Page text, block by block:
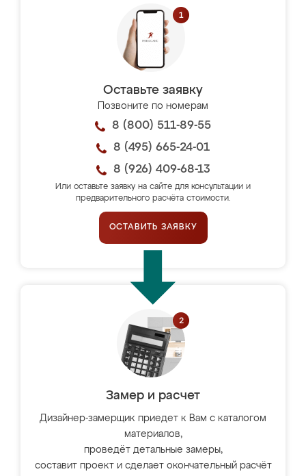
Оставьте заявку
Позвоните по номерам
8 (800) 511-89-55
8 (495) 665-24-01
8 (926) 409-68-13
Или оставьте заявку на сайте для консультации и
предварительного расчёта стоимости.
ОСТАВИТЬ ЗАЯВКУ
Замер и расчет
Дизайнер-замерщик приедет к Вам с каталогом
материалов,
проведёт детальные замеры,
составит проект и сделает окончательный расчёт